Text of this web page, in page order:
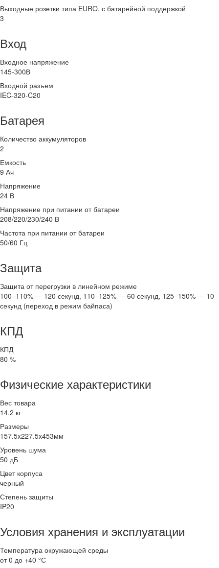
Выходные розетки типа EURO, с батарейной поддержкой
3
Вход
Входное напряжение
145-300В
Входной разъем
IEC-320-C20
Батарея
Количество аккумуляторов
2
Емкость
9 Ач
Напряжение
24 В
Напряжение при питании от батареи
208/220/230/240 В
Частота при питании от батареи
50/60 Гц
Защита
Защита от перегрузки в линейном режиме
100–110% — 120 секунд, 110–125% — 60 секунд, 125–150% — 10
секунд (переход в режим байпаса)
КПД
КПД
80 %
Физические характеристики
Вес товара
14.2 кг
Размеры
157.5x227.5x453мм
Уровень шума
50 дБ
Цвет корпуса
черный
Степень защиты
IP20
Условия хранения и эксплуатации
Температура окружающей среды
от 0 до +40 °С